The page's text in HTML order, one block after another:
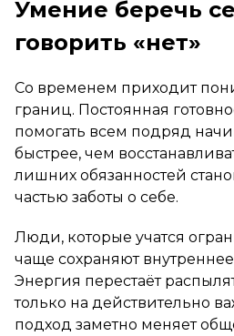
Умение беречь
говорить «нет»
Со временем приходит
границ. Постоянная
помогать всем подряд
быстрее, чем
лишних обязанностей
частью заботы о себе.
Люди, которые учатся
чаще сохраняют
Энергия перестаёт
только на действительно
подход заметно меняет